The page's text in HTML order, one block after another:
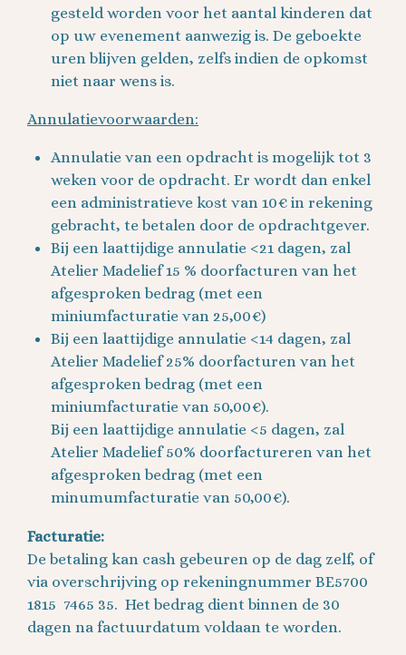
gesteld worden voor het aantal kinderen dat
op uw evenement aanwezig is. De geboekte
uren blijven gelden, zelfs indien de opkomst
niet naar wens is.
Annulatievoorwaarden:
Annulatie van een opdracht is mogelijk tot 3
weken voor de opdracht. Er wordt dan enkel
een administratieve kost van 10€ in rekening
gebracht, te betalen door de opdrachtgever.
Bij een laattijdige annulatie <21 dagen, zal
Atelier Madelief 15 % doorfacturen van het
afgesproken bedrag (met een
miniumfacturatie van 25,00€)
Bij een laattijdige annulatie <14 dagen, zal
Atelier Madelief 25% doorfacturen van het
afgesproken bedrag (met een
miniumfacturatie van 50,00€).
Bij een laattijdige annulatie <5 dagen, zal
Atelier Madelief 50% doorfactureren van het
afgesproken bedrag (met een
minumumfacturatie van 50,00€).
Facturatie:
De betaling kan cash gebeuren op de dag zelf, of
via overschrijving op rekeningnummer BE5700
1815 7465 35. Het bedrag dient binnen de 30
dagen na factuurdatum voldaan te worden.